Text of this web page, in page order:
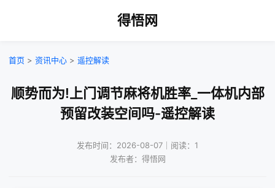
得悟网
首页 > 资讯中心 > 遥控解读
顺势而为!上门调节麻将机胜率_一体机内部
预留改装空间吗-遥控解读
发布时间：2026-08-07｜阅读：1
发布者：得悟网